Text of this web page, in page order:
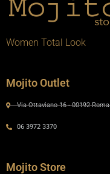
Women Total Look
Mojito Outlet
Via Ottaviano 16 - 00192 Roma
06 3972 3370
Mojito Store